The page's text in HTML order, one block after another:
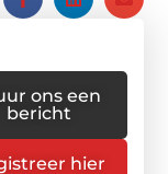
ons een
bericht
hier